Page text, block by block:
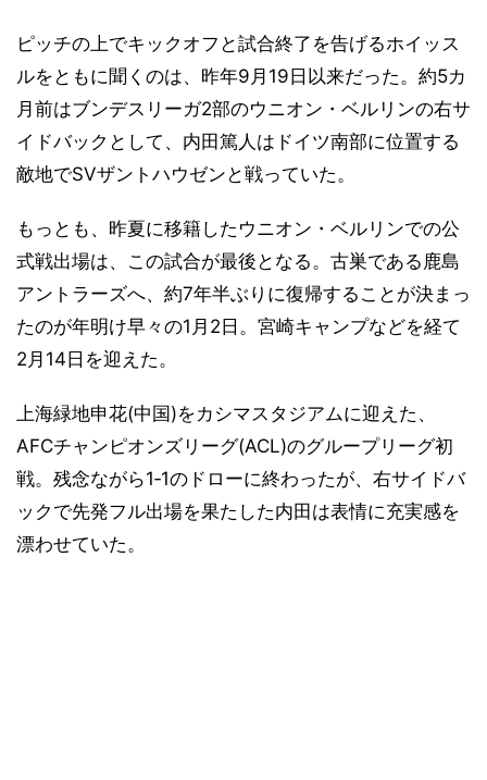
ピッチの上でキックオフと試合終了を告げるホイッス
ルをともに聞くのは、昨年9月19日以来だった。約5カ
月前はブンデスリーガ2部のウニオン・ベルリンの右サ
イドバックとして、内田篤人はドイツ南部に位置する
敵地でSVザントハウゼンと戦っていた。
もっとも、昨夏に移籍したウニオン・ベルリンでの公
式戦出場は、この試合が最後となる。古巣である鹿島
アントラーズへ、約7年半ぶりに復帰することが決まっ
たのが年明け早々の1月2日。宮崎キャンプなどを経て
2月14日を迎えた。
上海緑地申花(中国)をカシマスタジアムに迎えた、
AFCチャンピオンズリーグ(ACL)のグループリーグ初
戦。残念ながら1‐1のドローに終わったが、右サイドバ
ックで先発フル出場を果たした内田は表情に充実感を
漂わせていた。